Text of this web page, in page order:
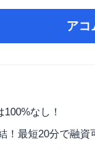
アコ
なし！
！最短20分で融